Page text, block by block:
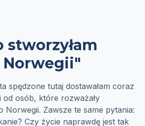
stworzyłam
Norwegii"
spędzone tutaj dostawałam coraz
od osób, które rozważały
Norwegii. Zawsze te same pytania:
Czy życie naprawdę jest tak